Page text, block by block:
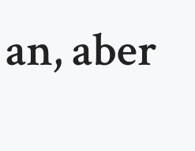
aber